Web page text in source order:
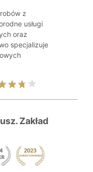
z
usługi
oraz
specjalizuje
Zakład